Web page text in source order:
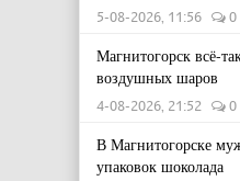
5-08-2026, 11:56 0
Магнитогорск всё-
воздушных шаров
4-08-2026, 21:52 0
В Магнитогорске
упаковок шоколада